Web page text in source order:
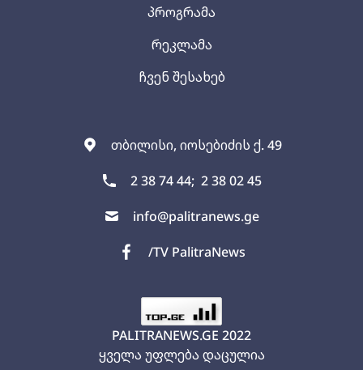
თბილისი, იოსებიძის ქ. 49
2 38 74 44; 2 38 02 45
info@palitranews.ge
/TV PalitraNews
პროგრამა
რეკლამა
ჩვენ შესახებ
PALITRANEWS.GE 2022
ყველა უფლება დაცულია